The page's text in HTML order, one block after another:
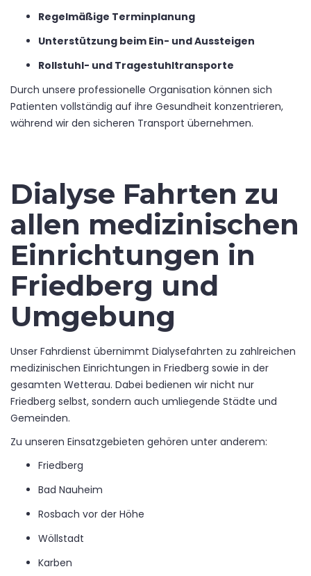
Regelmäßige Terminplanung
Unterstützung beim Ein- und Aussteigen
Rollstuhl- und Tragestuhltransporte
Durch unsere professionelle Organisation können sich
Patienten vollständig auf ihre Gesundheit konzentrieren,
während wir den sicheren Transport übernehmen.
Dialyse Fahrten zu
allen medizinischen
Einrichtungen in
Friedberg und
Umgebung
Unser Fahrdienst übernimmt Dialysefahrten zu zahlreichen
medizinischen Einrichtungen in Friedberg sowie in der
gesamten Wetterau. Dabei bedienen wir nicht nur
Friedberg selbst, sondern auch umliegende Städte und
Gemeinden.
Zu unseren Einsatzgebieten gehören unter anderem:
Friedberg
Bad Nauheim
Rosbach vor der Höhe
Wöllstadt
Karben